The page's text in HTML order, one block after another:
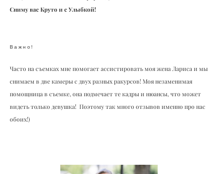
Сниму вас Круто и с Улыбкой!
Важно!
Часто на съемках мне помогает ассистировать моя жена Лариса и мы
снимаем в две камеры с двух разных ракурсов! Моя незаменимая
помощница в съемке, она подмечает те кадры и нюансы, что может
видеть только девушка! Поэтому так много отзывов именно про нас
обоих!)